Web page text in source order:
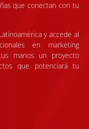
que conectan con tu
y accede al
en marketing
manos un proyecto
que potenciará tu